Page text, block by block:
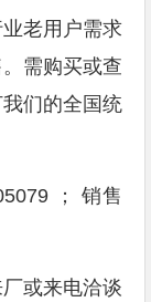
老用户需求
需购买或查
们的全国统
； 销售
或来电洽谈